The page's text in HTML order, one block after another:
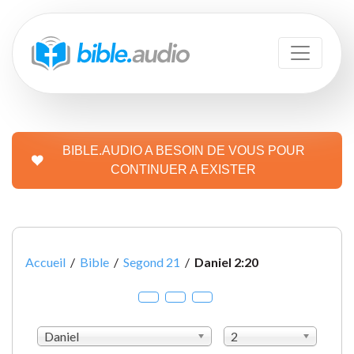
BIBLE.AUDIO A BESOIN DE VOUS POUR
CONTINUER A EXISTER
Accueil / Bible / Segond 21 / Daniel 2:20
Daniel 2